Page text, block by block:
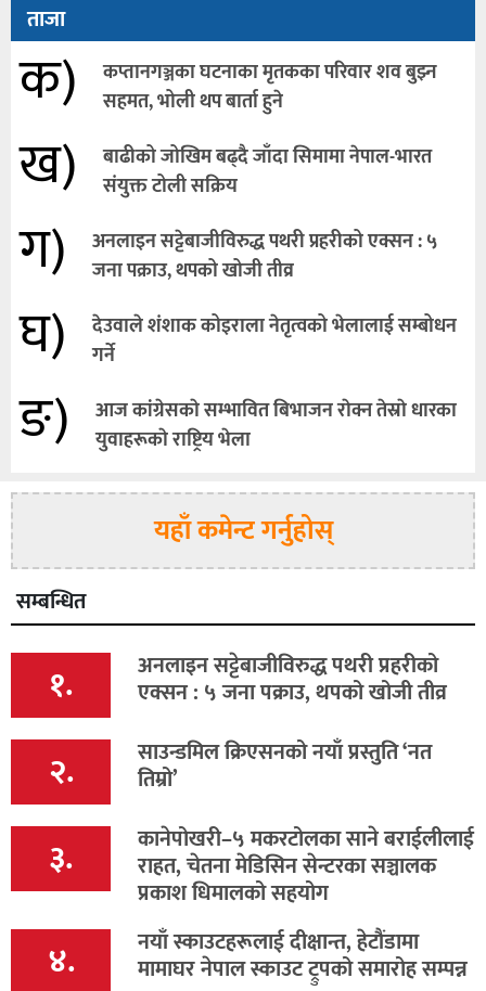
ताजा
क)
कप्तानगञ्जका घटनाका मृतकका परिवार शव बुझ्न
सहमत, भोली थप बार्ता हुने
ख)
बाढीको जोखिम बढ्दै जाँदा सिमामा नेपाल-भारत
संयुक्त टोली सक्रिय
ग)
अनलाइन सट्टेबाजीविरुद्ध पथरी प्रहरीको एक्सन : ५
जना पक्राउ, थपको खोजी तीव्र
घ)
देउवाले शंशाक कोइराला नेतृत्वको भेलालाई सम्बोधन
गर्ने
ङ)
आज कांग्रेसकाे सम्भावित बिभाजन राेक्न तेस्राे धारका
युवाहरूकाे राष्ट्रिय भेला
यहाँ कमेन्ट गर्नुहोस्
सम्बन्धित
१. अनलाइन सट्टेबाजीविरुद्ध पथरी प्रहरीको
एक्सन : ५ जना पक्राउ, थपको खोजी तीव्र
२. साउन्डमिल क्रिएसनको नयाँ प्रस्तुति ‘नत
तिम्रो’
३. कानेपोखरी–५ मकरटोलका साने बराईलीलाई
राहत, चेतना मेडिसिन सेन्टरका सञ्चालक
प्रकाश धिमालको सहयोग
४. नयाँ स्काउटहरूलाई दीक्षान्त, हेटौंडामा
मामाघर नेपाल स्काउट ट्रुपको समारोह सम्पन्न